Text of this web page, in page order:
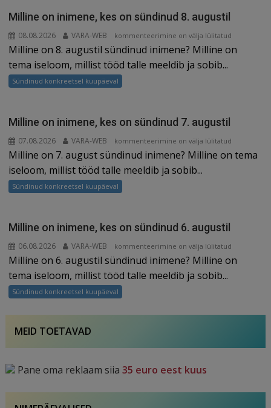
Milline on inimene, kes on sündinud 8. augustil
08.08.2026 VARA-WEB
Milline
on
inimene,
kes
on
augustil
kommenteerimine on välja lülitatud
Milline on 8. augustil sündinud inimene? Milline on
tema iseloom, millist tööd talle meeldib ja sobib...
Sündinud konkreetsel kuupäeval
Milline on inimene, kes on sündinud 7. augustil
07.08.2026 VARA-WEB
Milline
on
inimene,
kes
on
augustil
kommenteerimine on välja lülitatud
Milline on 7. august sündinud inimene? Milline on tema
iseloom, millist tööd talle meeldib ja sobib...
Sündinud konkreetsel kuupäeval
Milline on inimene, kes on sündinud 6. augustil
06.08.2026 VARA-WEB
Milline
on
inimene,
kes
on
kommenteerimine on välja lülitatud
Milline on 6. augustil sündinud inimene? Milline on
tema iseloom, millist tööd talle meeldib ja sobib...
Sündinud konkreetsel kuupäeval
MEID TOETAVAD
Pane oma reklaam siia35 euro eest kuus